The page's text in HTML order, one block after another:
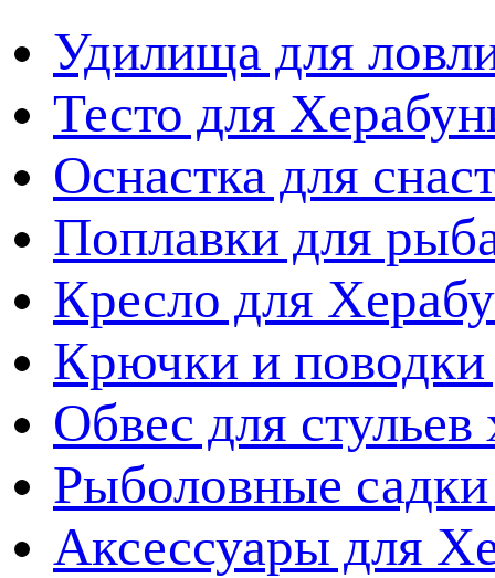
Удилища для
Тесто для
Оснастка для
Поплавки для
Кресло для
Крючки и поводки
Обвес для стульев
Рыболовные
Аксессуары для